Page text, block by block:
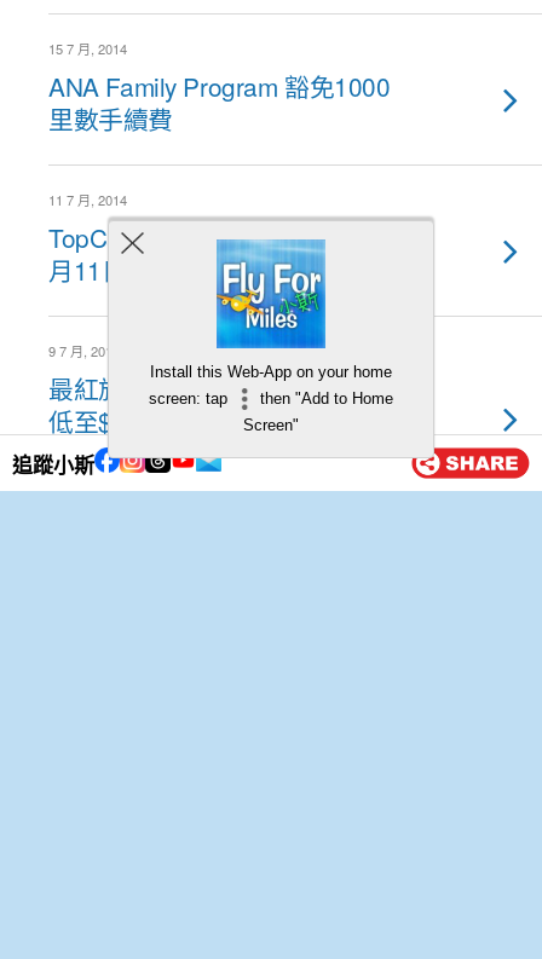
追蹤小斯
15 7 月, 2014
ANA Family Program 豁免1000
里數手續費
11 7 月, 2014
TopCashBack最新資訊（14年7
月11日至7月17日)
9 7 月, 2014
最紅旅遊優惠二重賞 – 海外簽賬
低至$1.23一里及英航額外20%
里數
Install this Web-App on your home
screen: tap
then "Add to Home
Screen"